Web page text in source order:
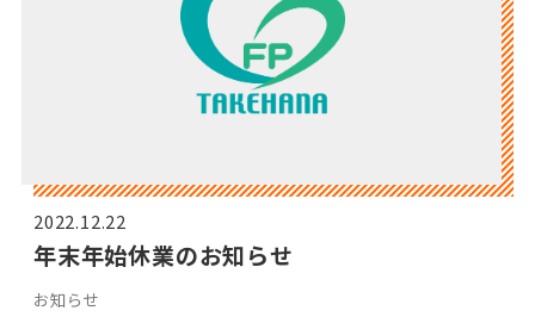
2022.12.22
年末年始休業のお知らせ
お知らせ